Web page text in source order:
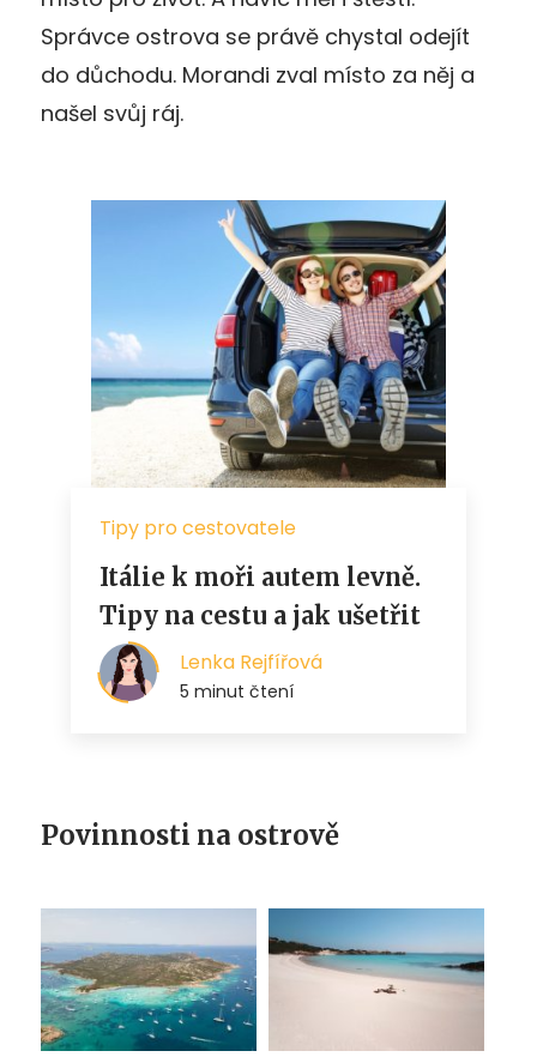
Správce ostrova se právě chystal odejít
do důchodu. Morandi zval místo za něj a
našel svůj ráj.
Povinnosti na ostrově